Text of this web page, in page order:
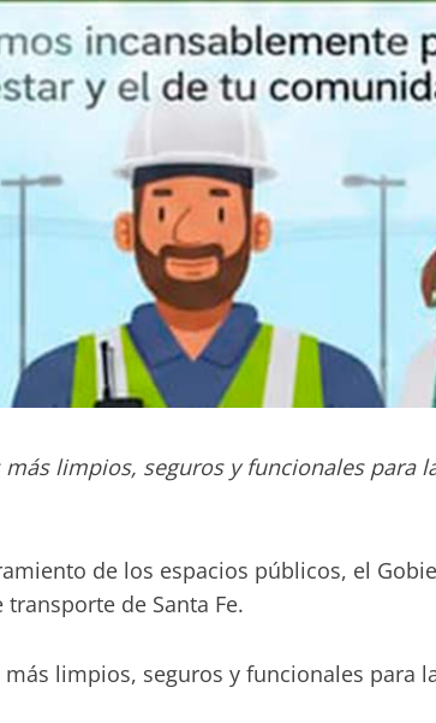
limpios, seguros y funcionales para
de los espacios públicos, el
de Santa Fe.
limpios, seguros y funcionales para